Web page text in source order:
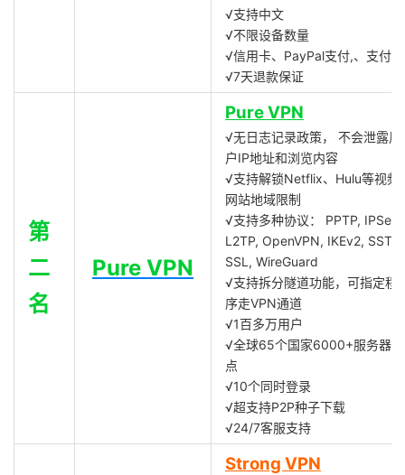
√支持中文
√不限设备数量
√信用卡、PayPal支付,、支付宝
√7天退款保证
第
二
名
Pure VPN
Pure VPN
√无日志记录政策， 不会泄露用
户IP地址和浏览内容
√支持解锁Netflix、Hulu等视频
网站地域限制
√支持多种协议： PPTP, IPSec,
L2TP, OpenVPN, IKEv2, SSTP,
SSL, WireGuard
√支持拆分隧道功能，可指定程
序走VPN通道
√1百多万用户
√全球65个国家6000+服务器节
点
√10个同时登录
√超支持P2P种子下载
√24/7客服支持
Strong VPN